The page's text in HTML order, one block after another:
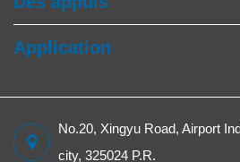
Application
No.20, Xingyu Road, Airport
city, 325024 P.R.